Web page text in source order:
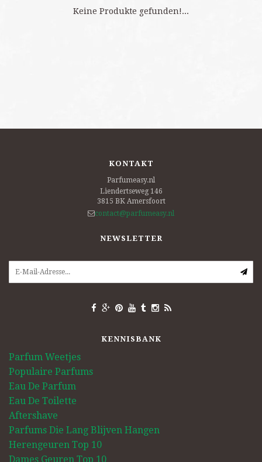
Keine Produkte gefunden!...
KONTAKT
Parfumeasy.nl
Liendertseweg 146
3815 BK Amersfoort
contact@parfumeasy.nl
NEWSLETTER
KENNISBANK
Parfum Weetjes
Populaire Parfums
Eau De Parfum
Eau De Toilette
Aftershave
Parfums Die Lang Blijven Hangen
Herengeuren Top 10
Dames Geuren Top 10